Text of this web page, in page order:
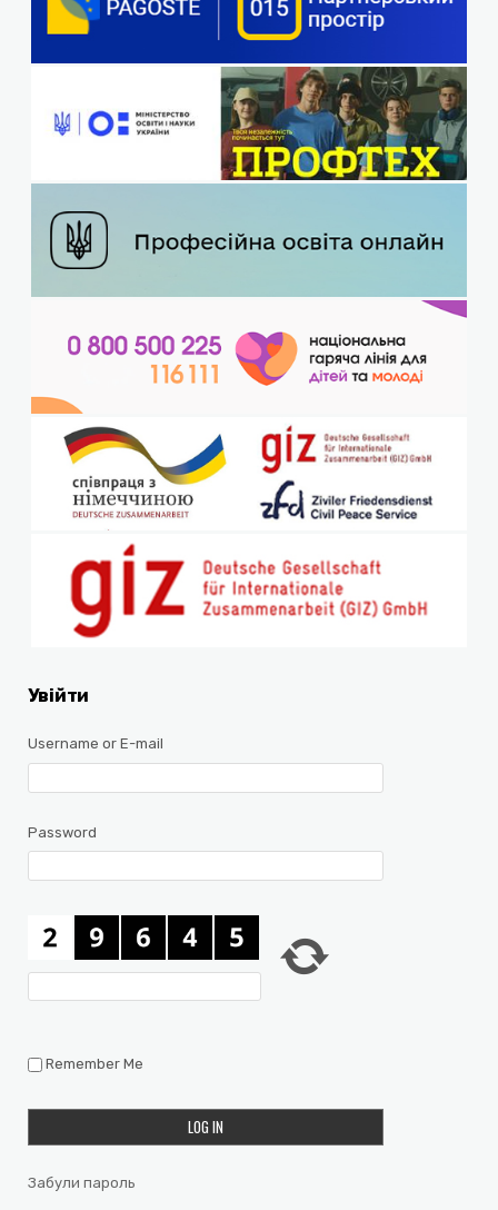
Увійти
Username or E-mail
Password
Remember Me
Забули пароль